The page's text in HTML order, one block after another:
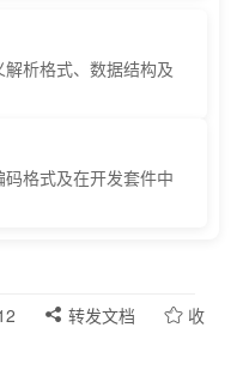
析格式、数据结构及
格式及在开发套件中
转发文档
收